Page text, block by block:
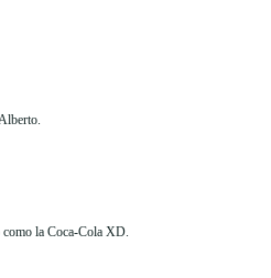
la Coca-Cola XD.